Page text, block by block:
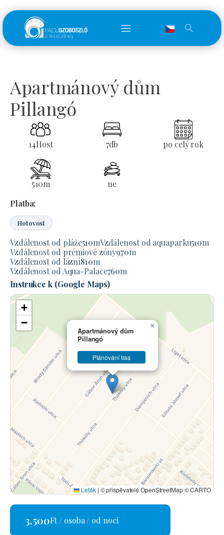
Apartmánový dům
Pillangó
14Host 7db po celý rok
510m
ne
Platba:
Hotovost
Vzdálenost od pláže510mVzdálenost od aquaparku510m
Vzdálenost od prémiové zóny970m
Vzdálenost od lázní810m
Vzdálenost od Aqua-Palace760m
Instrukce k (Google Maps)
Apartmánový dům
Pillangó
Plánování tras
×
+
−
Leták | © přispěvatelé OpenStreetMap © CARTO
3.500Ft / osoba / od noci